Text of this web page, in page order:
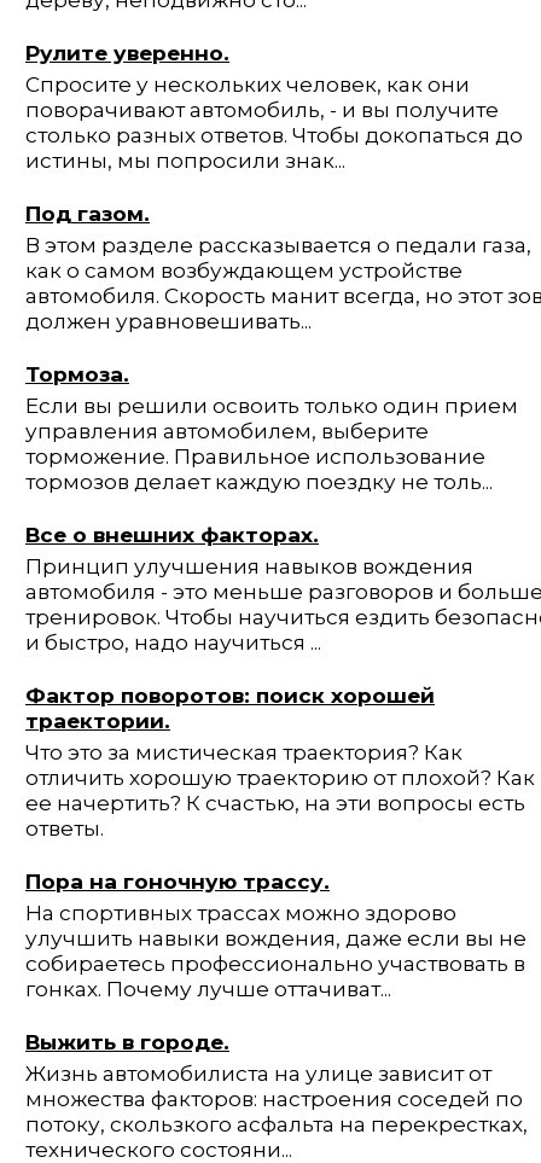
Рулите уверенно.
Спросите у нескольких человек, как они
поворачивают автомобиль, - и вы получите
столько разных ответов. Чтобы докопаться до
истины, мы попро­сили знак...
Под газом.
В этом разделе рассказывается о педали газа,
как о самом возбуждающем устройстве
автомобиля. Скорость манит всегда, но этот
должен уравнове­шивать...
Тормоза.
Если вы решили освоить только один прием
управления автомобилем, выберите
торможение. Правильное использование
тормозов делает каждую по­ездку не толь...
Все о внешних факторах.
Принцип улучшения навыков вождения
автомобиля - это меньше разго­воров и
тренировок. Чтобы научиться ездить
и быстро, надо научиться ...
Фактор поворотов: поиск хорошей
траектории.
Что это за мистическая траектория? Как
отличить хорошую траекторию от плохой? Как
ее начертить? К счастью, на эти вопросы есть
ответы.
Пора на гоночную трассу.
На спортивных трассах можно здорово
улучшить навыки вождения, даже если вы не
собираетесь профессионально участвовать в
гонках. Почему лучше оттачиват...
Выжить в городе.
Жизнь автомобилиста на улице зависит от
множества факторов: настрое­ния соседей по
потоку, скользкого асфальта на перекрестках,
технического со­стояни...